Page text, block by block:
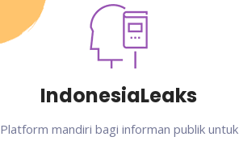
IndonesiaLeaks
Platform mandiri bagi informan publik untuk